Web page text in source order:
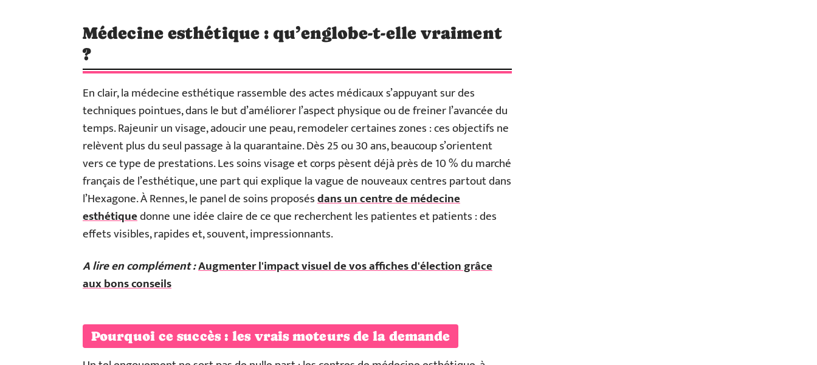
Médecine esthétique : qu’englobe-t-elle vraiment
?
En clair, la médecine esthétique rassemble des actes médicaux s’appuyant sur des
techniques pointues, dans le but d’améliorer l’aspect physique ou de freiner l’avancée du
temps. Rajeunir un visage, adoucir une peau, remodeler certaines zones : ces objectifs ne
relèvent plus du seul passage à la quarantaine. Dès 25 ou 30 ans, beaucoup s’orientent
vers ce type de prestations. Les soins visage et corps pèsent déjà près de 10 % du marché
français de l’esthétique, une part qui explique la vague de nouveaux centres partout dans
l’Hexagone. À Rennes, le panel de soins proposésdans un centre de médecine
esthétiquedonne une idée claire de ce que recherchent les patientes et patients : des
effets visibles, rapides et, souvent, impressionnants.
A lire en complément :Augmenter l'impact visuel de vos affiches d'élection grâce
aux bons conseils
Pourquoi ce succès : les vrais moteurs de la demande